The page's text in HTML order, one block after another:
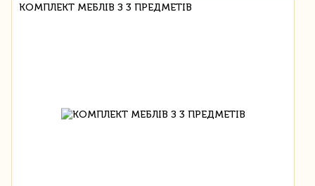
КОМПЛЕКТ МЕБЛІВ З 3 ПРЕДМЕТІВ